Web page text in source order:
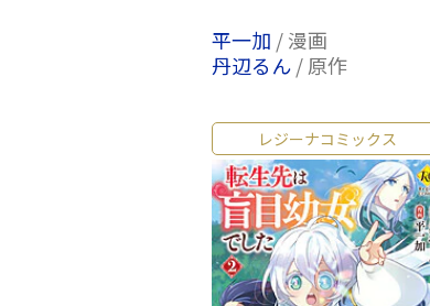
平一加 / 漫画
丹辺るん/ 原作
レジーナコミックス